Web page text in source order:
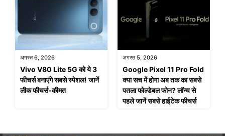
अगस्त 6, 2026
Vivo V80 Lite 5G को ये 3
फीचर्स बनाएंगे सबसे स्पेशल! जानें
लीक फीचर्स-कीमत
अगस्त 5, 2026
Google Pixel 11 Pro Fold
क्या सच में होगा अब तक का सबसे
पतला फोल्डेबल फोन? लॉन्च से
पहले जानें सबसे हाईटेक फीचर्स